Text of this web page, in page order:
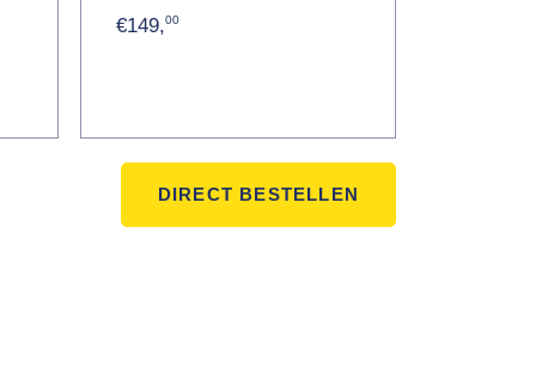
€149,00
DIRECT BESTELLEN